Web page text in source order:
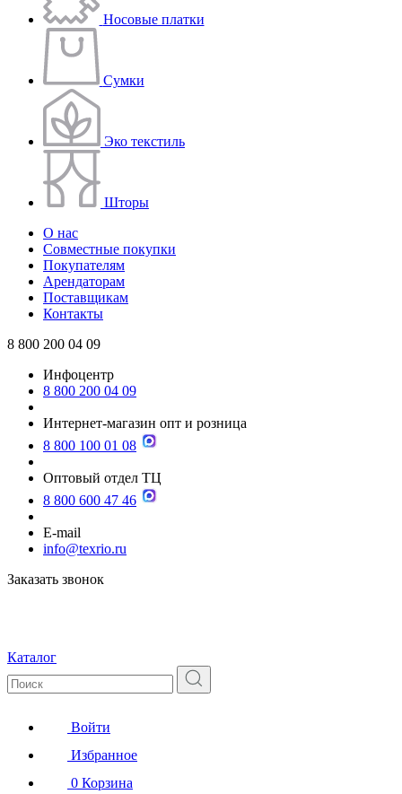
Носовые платки
Сумки
Эко текстиль
Шторы
О нас
Совместные покупки
Покупателям
Арендаторам
Поставщикам
Контакты
8 800 200 04 09
Инфоцентр
8 800 200 04 09
Интернет-магазин опт и розница
8 800 100 01 08
Оптовый отдел ТЦ
8 800 600 47 46
E-mail
info@texrio.ru
Заказать звонок
Каталог
Войти
Избранное
0 Корзина